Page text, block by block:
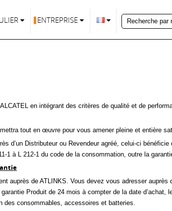
ENTREPRISE
en intégrant des critères de qualité et de
tout en œuvre pour vous amener pleine et entière
d’un Distributeur ou Revendeur agréé, celui-ci
1 à L 212-1 du code de la consommation, outre la
auprès de ATLINKS. Vous devez vous adresser
Produit de 24 mois à compter de la date
des consommables, accessoires et batteries.